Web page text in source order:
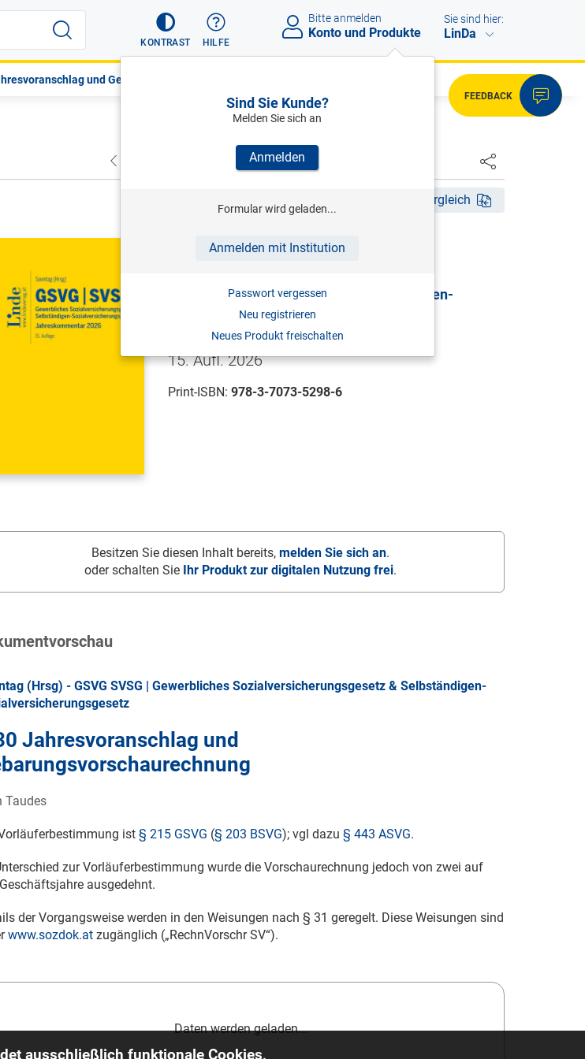
KONTRAST HILFE
Bitte anmelden
Konto und Produkte
Sind Sie Kunde?
Melden Sie sich an
Anmelden
Formular wird geladen...
Anmelden mit Institution
Passwort vergessen
Neu registrieren
Neues Produkt freischalten
Sie sind hier:
LinDa
und Gebar...
FEEDBACK
NÄCHSTER
Fassungsvergleich
SONNTAG (HRSG)
Sozialversicherungsgesetz & Selbständigen-
Sozialversicherungsgesetz
Jahreskommentar
15. Aufl. 2026
Print-ISBN:978-3-7073-5298-6
Besitzen Sie diesen Inhalt bereits, melden Sie sich an.
oder schalten Sie
Ihr Produkt zur digitalen Nutzung frei.
(Hrsg) - GSVG SVSG | Gewerbliches Sozialversicherungsgesetz & Selbständigen-
Jahresvoranschlag und
Taudes
ist § 215 GSVG (§ 203 BSVG); vgl dazu § 443 ASVG.
zur Vorläuferbestimmung wurde die Vorschaurechnung jedoch von zwei auf
ausgedehnt.
der Vorgangsweise werden in den Weisungen nach § 31 geregelt. Diese Weisungen sind
www.sozdok.at zugänglich („RechnVorschr SV“).
Daten werden geladen...
ausschließlich funktionale Cookies,